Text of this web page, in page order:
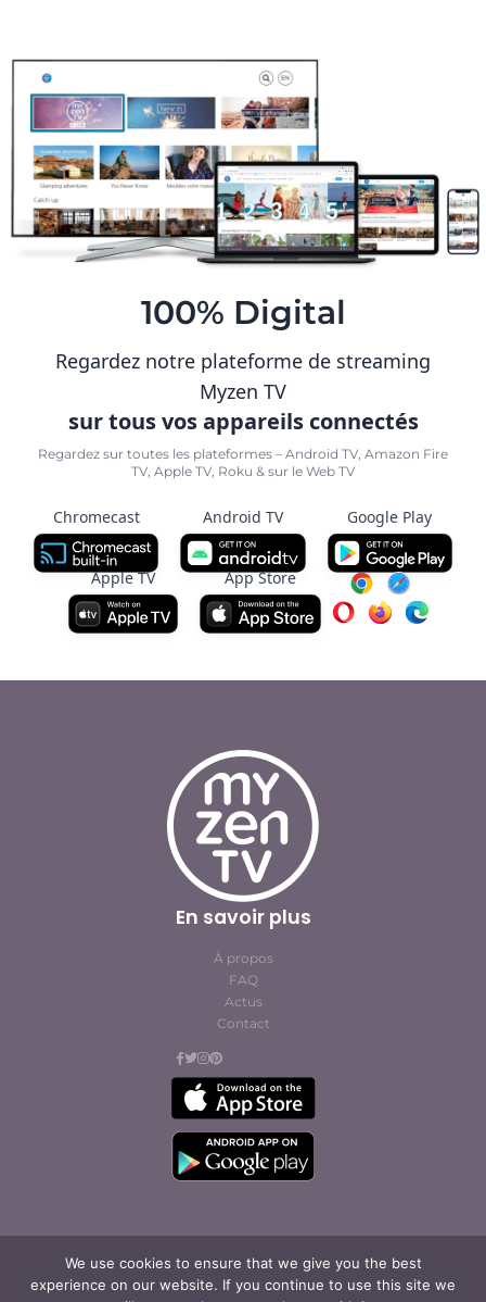
100% Digital
Regardez notre plateforme de streaming
Myzen TV
sur tous vos appareils connectés
Regardez sur toutes les plateformes – Android TV, Amazon Fire
TV, Apple TV, Roku & sur le Web TV
Chromecast Android TV Google Play
Apple TV App Store
We use cookies to ensure that we give you the best
experience on our website. If you continue to use this site we
En savoir plus
À propos
FAQ
Actus
Contact
© Cofites 2023. All rights reserved.